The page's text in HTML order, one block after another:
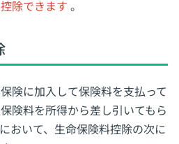
除できます 。
険に加入して保険料を支払って
険料を所得から差し引いてもら
おいて、生命保険料控除の次に